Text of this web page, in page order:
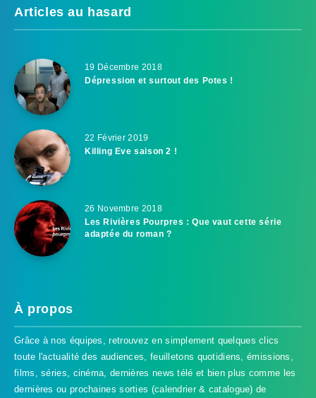
Articles au hasard
19 Décembre 2018
Dépression et surtout des Potes !
22 Février 2019
Killing Eve saison 2 !
26 Novembre 2018
Les Rivières Pourpres : Que vaut cette série
adaptée du roman ?
À propos
Grâce à nos équipes, retrouvez en simplement quelques clics
toute l'actualité des audiences, feuilletons quotidiens, émissions,
films, séries, cinéma, dernières news télé et bien plus comme les
dernières ou prochaines sorties (calendrier & catalogue) de